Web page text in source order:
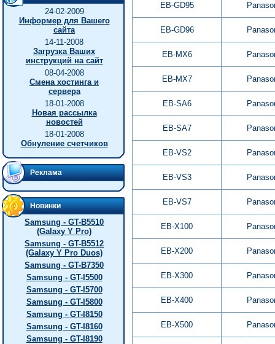
24-02-2009
Информер для Вашего
сайта
14-11-2008
Загрузка Ваших
инструкций на сайт
08-04-2008
Смена хостинга и
сервера
18-01-2008
Новая рассылка
новостей
18-01-2008
Обнуление счетчиков
Реклама
Новинки
Samsung - GT-B5510
(Galaxy Y Pro)
Samsung - GT-B5512
(Galaxy Y Pro Duos)
Samsung - GT-B7350
Samsung - GT-I5500
Samsung - GT-I5700
Samsung - GT-I5800
Samsung - GT-I8150
Samsung - GT-I8160
Samsung - GT-I8190
EB-GD95
EB-GD96
EB-MX6
EB-MX7
EB-SA6
EB-SA7
EB-VS2
EB-VS3
EB-VS7
EB-X100
EB-X200
EB-X300
EB-X400
EB-X500